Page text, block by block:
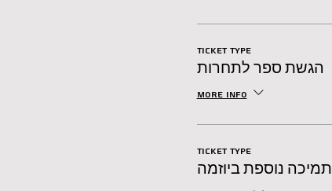
Ticket type
הגשת ספר לתחרות
More info
Ticket type
תמיכה נוספת ביוזמה